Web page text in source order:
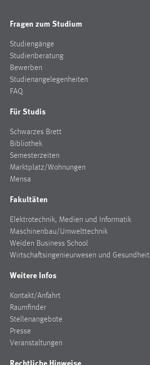
Fragen zum Studium
Studiengänge
Studienberatung
Bewerben
Studienangelegenheiten
FAQ
Für Studis
Schwarzes Brett
Bibliothek
Semesterzeiten
Marktplatz/Wohnungen
Mensa
Fakultäten
Elektrotechnik, Medien und Informatik
Maschinenbau/Umwelttechnik
Weiden Business School
Wirtschaftsingenieurwesen und Gesundheit
Weitere Infos
Kontakt/Anfahrt
Raumfinder
Stellenangebote
Presse
Veranstaltungen